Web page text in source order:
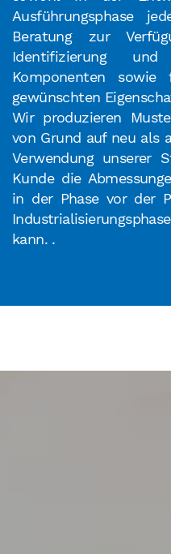
Ausführungsphase
Beratung zur
Identifizierung
Komponenten
gewünschten
Wir produzieren
von Grund auf neu als
Verwendung unserer
Kunde die
in der Phase vor der
kann. .